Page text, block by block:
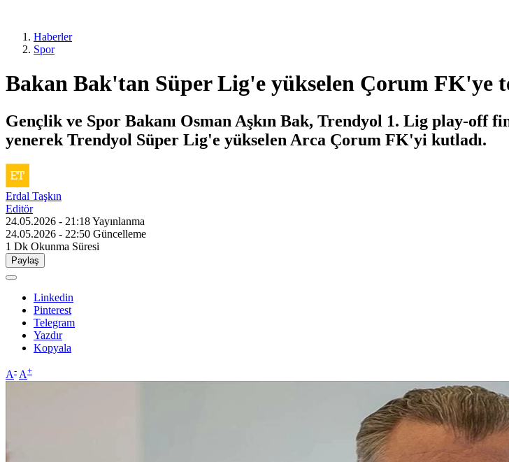
Haberler
Spor
Bakan Bak'tan Süper Lig'e yükselen Çorum FK'ye
Gençlik ve Spor Bakanı Osman Aşkın Bak, Trendyol 1. Lig play-off
yenerek Trendyol Süper Lig'e yükselen Arca Çorum FK'yi kutladı.
Erdal Taşkın
Editör
24.05.2026 - 21:18Yayınlanma
24.05.2026 - 22:50 Güncelleme
1 Dk Okunma Süresi
Paylaş
Linkedin
Pinterest
Telegram
Yazdır
Kopyala
A- A+